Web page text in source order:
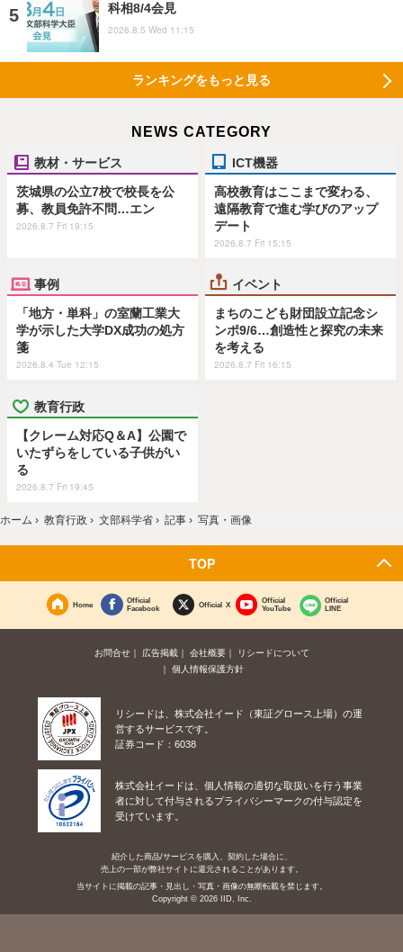
科相8/4会見
2026.8.5 Wed 11:15
ランキングをもっと見る
NEWS CATEGORY
教材・サービス
茨城県の公立7校で校長を公
募、教員免許不問…エン
2026.8.7 Fri 19:15
ICT機器
高校教育はここまで変わる、
遠隔教育で進む学びのアップ
デート
2026.8.7 Fri 15:15
事例
「地方・単科」の室蘭工業大
学が示した大学DX成功の処方
箋
2026.8.4 Tue 12:15
イベント
まちのこども財団設立記念シ
ンポ9/6…創造性と探究の未来
を考える
2026.8.7 Fri 16:15
教育行政
【クレーム対応Q＆A】公園で
いたずらをしている子供がい
る
2026.8.7 Fri 19:45
ホーム › 教育行政 › 文部科学省 › 記事 › 写真・画像
TOP
Home
Official
Facebook
Official X
Official
YouTube
Official
LINE
お問合せ 広告掲載 会社概要
リシードについて
個人情報保護方針
リシードは、株式会社イード（東証グロース上場）の運
営するサービスです。
証券コード：6038
株式会社イードは、個人情報の適切な取扱いを行う事業
者に対して付与されるプライバシーマークの付与認定を
受けています。
紹介した商品/サービスを購入、契約した場合に、
売上の一部が弊社サイトに還元されることがあります。
当サイトに掲載の記事・見出し・写真・画像の無断転載を禁じます。
Copyright © 2026 IID, Inc.